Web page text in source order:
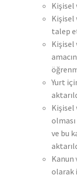
Kişisel
talep
Kişisel
Yurt
Kişisel
ve bu
Kanun
olarak